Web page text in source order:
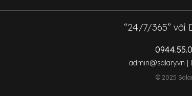
“24/7/365” với
admin@salary.vn |
© 2025